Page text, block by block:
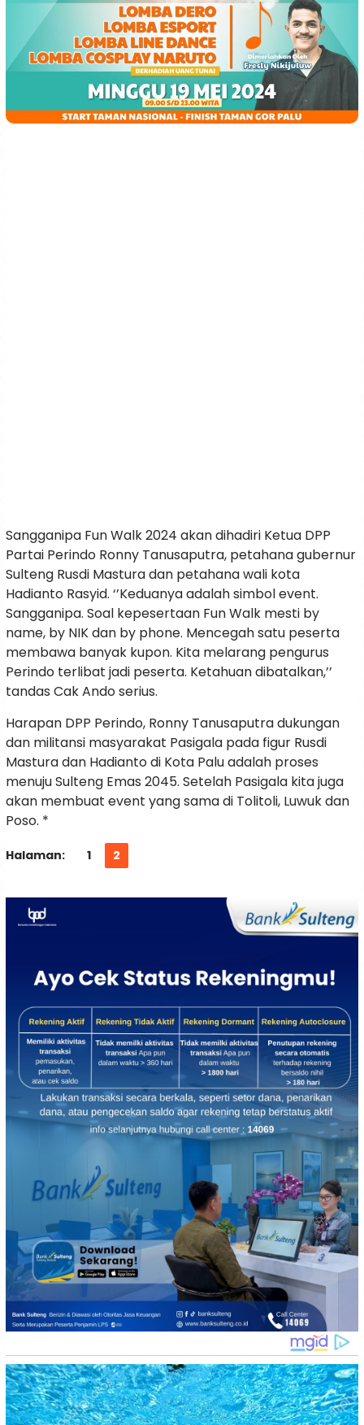
Sangganipa Fun Walk 2024 akan dihadiri Ketua DPP
Partai Perindo Ronny Tanusaputra, petahana gubernur
Sulteng Rusdi Mastura dan petahana wali kota
Hadianto Rasyid. ‘’Keduanya adalah simbol event.
Sangganipa. Soal kepesertaan Fun Walk mesti by
name, by NIK dan by phone. Mencegah satu peserta
membawa banyak kupon. Kita melarang pengurus
Perindo terlibat jadi peserta. Ketahuan dibatalkan,’’
tandas Cak Ando serius.
Harapan DPP Perindo, Ronny Tanusaputra dukungan
dan militansi masyarakat Pasigala pada figur Rusdi
Mastura dan Hadianto di Kota Palu adalah proses
menuju Sulteng Emas 2045. Setelah Pasigala kita juga
akan membuat event yang sama di Tolitoli, Luwuk dan
Poso. *
Halaman: 1 2